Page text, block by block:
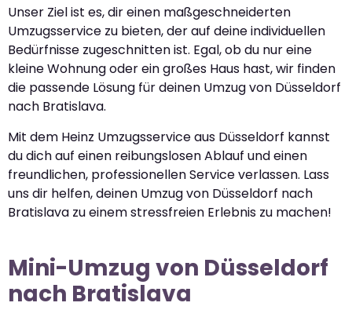
Unser Ziel ist es, dir einen maßgeschneiderten
Umzugsservice zu bieten, der auf deine individuellen
Bedürfnisse zugeschnitten ist. Egal, ob du nur eine
kleine Wohnung oder ein großes Haus hast, wir finden
die passende Lösung für deinen Umzug von Düsseldorf
nach Bratislava.
Mit dem Heinz Umzugsservice aus Düsseldorf kannst
du dich auf einen reibungslosen Ablauf und einen
freundlichen, professionellen Service verlassen. Lass
uns dir helfen, deinen Umzug von Düsseldorf nach
Bratislava zu einem stressfreien Erlebnis zu machen!
Mini-Umzug von Düsseldorf
nach Bratislava